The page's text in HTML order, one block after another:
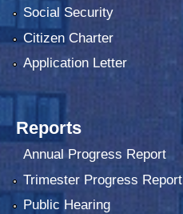
Social Security
Citizen Charter
Application Letter
Reports
Annual Progress Report
Trimester Progress Report
Public Hearing